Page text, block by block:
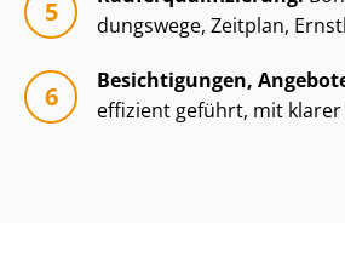
dungs­we­ge, Zeitplan,
Besichtigungen,
effizient geführt, mit